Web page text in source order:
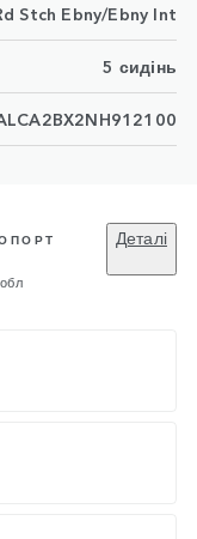
Stch Ebny/Ebny Int
5 сидінь
Деталі